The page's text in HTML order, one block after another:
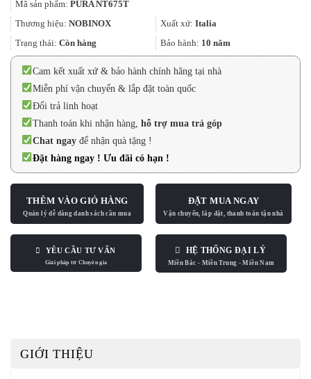
17.800.000₫.
15.130.000₫.
Mã sản phẩm: PURA NT675T
Thương hiệu: NOBINOX Xuất xứ: Italia
Trạng thái: Còn hàng Bảo hành: 10 năm
Cam kết xuất xứ & bảo hành chính hãng tại nhà
Miễn phí vận chuyển & lắp đặt toàn quốc
Đổi trả linh hoạt
Thanh toán khi nhận hàng,hỗ trợ mua trả góp
Chat ngayđể nhận quà tặng !
Đặt hàng ngay ! Ưu đãi có hạn !
THÊM VÀO GIỎ HÀNG ĐẶT MUA NGAY
YÊU CẦU TƯ VẤN HỆ THỐNG ĐẠI LÝ
GIỚI THIỆU